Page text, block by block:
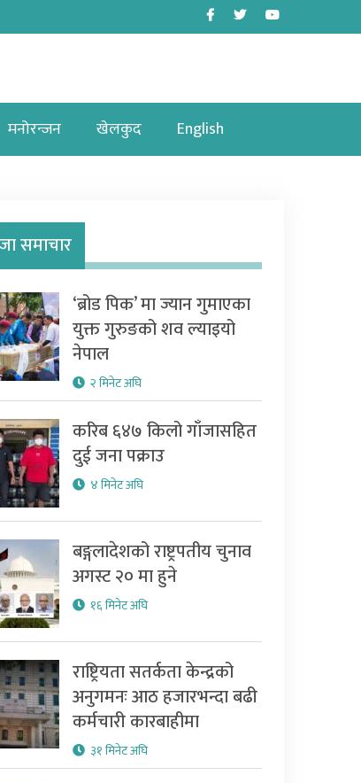
Facebook
TwitterYoutube
मनोरन्जन खेलकुद English
समाचार
‘ब्रोड पिक’ मा ज्यान गुमाएका
युक्त गुरुङको शव ल्याइयो
नेपाल
२ मिनेट अघि
करिब ६४७ किलो गाँजासहित
दुई जना पक्राउ
४ मिनेट अघि
बङ्गलादेशको राष्ट्रपतीय चुनाव
अगस्ट २० मा हुने
१६ मिनेट अघि
राष्ट्रियता सतर्कता केन्द्रको
अनुगमनः आठ हजारभन्दा बढी
कर्मचारी कारबाहीमा
३१ मिनेट अघि